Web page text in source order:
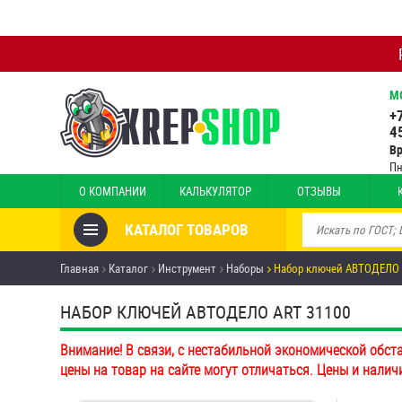
О КОМПАНИИ КАЛЬКУЛЯТОР ОТЗЫВЫ
КАТАЛОГ ТОВАРОВ
Товары со скидкой
Анкеры
Антивандальный крепёж,
инструмент
Главная Каталог Инструмент Наборы Набор ключей АВТОДЕЛО
НАБОР КЛЮЧЕЙ АВТОДЕЛО ART 31100
Внимание! В связи, с нестабильной экономической
цены на товар на сайте могут отличаться. Цены и